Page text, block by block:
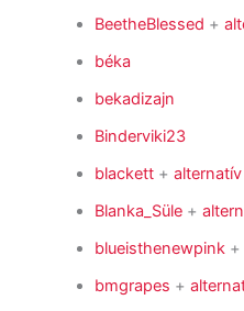
BeetheBlessed +
béka
bekadizajn
Binderviki23
blackett +
Blanka_Süle +
blueisthenewpink
bmgrapes +